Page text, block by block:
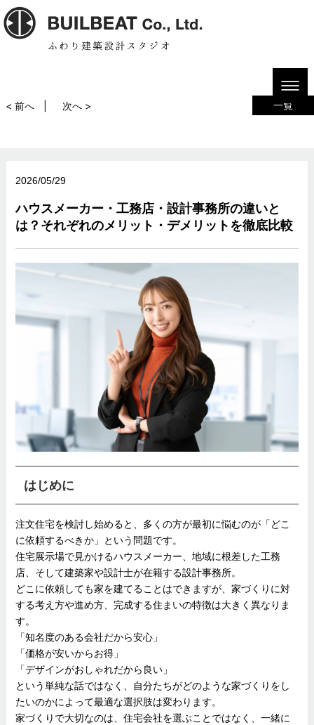
HOME
ブログ
ハウスメーカー・工務店・設計事務所の違いとは？それぞれのメリッ
ト・デメリットを徹底比較
一覧
< 前へ 次へ >
2026/05/29
ハウスメーカー・工務店・設計事務所の違いと
は？それぞれのメリット・デメリットを徹底比較
はじめに
注文住宅を検討し始めると、多くの方が最初に悩むのが「どこ
に依頼するべきか」という問題です。
住宅展示場で見かけるハウスメーカー、地域に根差した工務
店、そして建築家や設計士が在籍する設計事務所。
どこに依頼しても家を建てることはできますが、家づくりに対
する考え方や進め方、完成する住まいの特徴は大きく異なりま
す。
「知名度のある会社だから安心」
「価格が安いからお得」
「デザインがおしゃれだから良い」
という単純な話ではなく、自分たちがどのような家づくりをし
たいのかによって最適な選択肢は変わります。
家づくりで大切なのは、住宅会社を選ぶことではなく、一緒に